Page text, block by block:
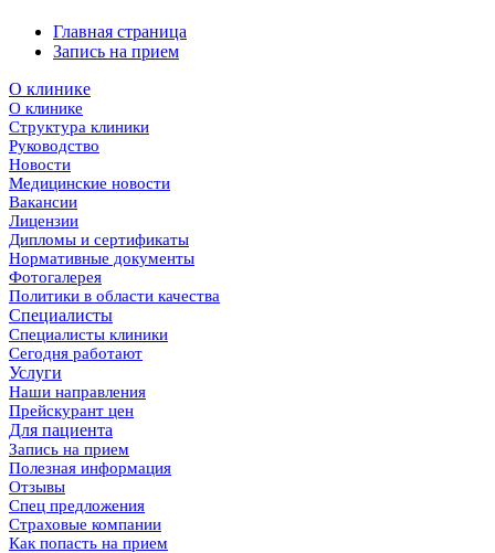
Главная страница
Запись на прием
О клинике
О клинике
Структура клиники
Руководство
Новости
Медицинские новости
Вакансии
Лицензии
Дипломы и сертификаты
Нормативные документы
Фотогалерея
Политики в области качества
Специалисты
Специалисты клиники
Сегодня работают
Услуги
Наши направления
Прейскурант цен
Для пациента
Запись на прием
Полезная информация
Отзывы
Спец предложения
Страховые компании
Как попасть на прием